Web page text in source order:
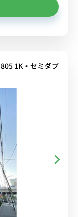
1K・セミダブ